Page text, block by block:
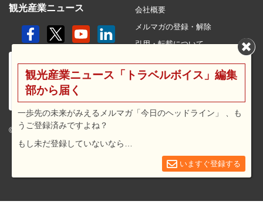
観光産業ニュース
© 2026 travel voice.
会社概要
メルマガの登録・解除
引用・転載について
利用規約
広告メニュー・料金
観光産業ニュース「トラベルボイス」編集
部から届く
一歩先の未来がみえるメルマガ「今日のヘッドライン」 、も
うご登録済みですよね？
もし未だ登録していないなら…
いますぐ登録する